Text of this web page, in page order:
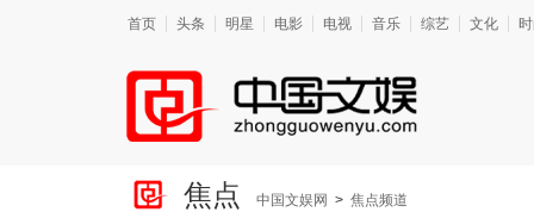
首页 头条 明星 电影 电视 音乐 综艺 文化
焦点 中国文娱网 > 焦点频道